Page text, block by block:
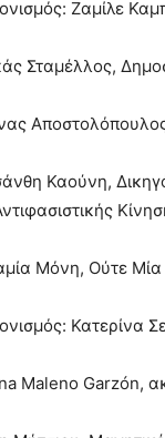
Ζαμίλε
Σταμέλλος,
Καούνη,
Μόνη, Ούτε Μία
Κατερίνα
Maleno Garzón,